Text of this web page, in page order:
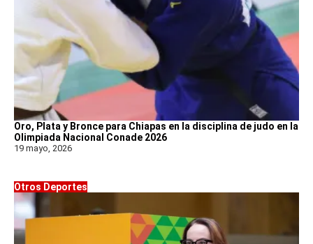
Oro, Plata y Bronce para Chiapas en la disciplina de judo en la
Olimpiada Nacional Conade 2026
19 mayo, 2026
Otros Deportes